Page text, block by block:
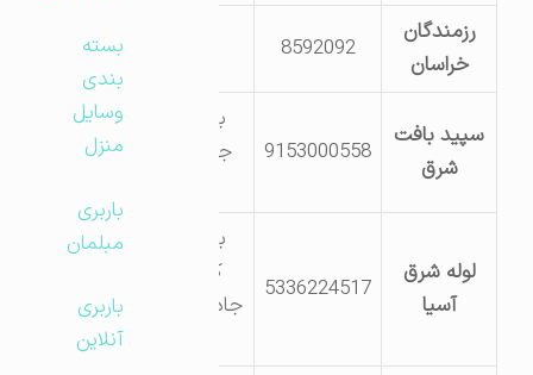
رزمندگان
خراسان
8592092
سپید بافت
شرق
9153000558
بجستان –
جنب شهرک
لوله شرق
آسیا
5336224517
بجستان –
جاده بجستان-
بسته
بندی
وسایل
منزل
باربری
مبلمان
باربری
آنلاین